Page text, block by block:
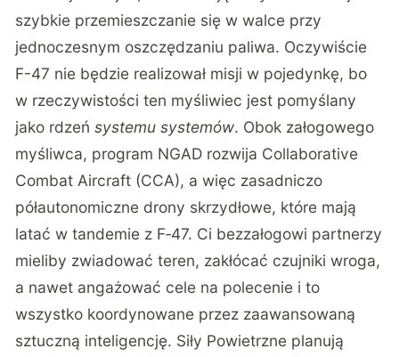
szybkie przemieszczanie się w walce przy
jednoczesnym oszczędzaniu paliwa. Oczywiście
F-47 nie będzie realizował misji w pojedynkę, bo
w rzeczywistości ten myśliwiec jest pomyślany
jako rdzeń systemu systemów. Obok załogowego
myśliwca, program NGAD rozwija Collaborative
Combat Aircraft (CCA), a więc zasadniczo
półautonomiczne drony skrzydłowe, które mają
latać w tandemie z F‑47. Ci bezzałogowi partnerzy
mieliby zwiadować teren, zakłócać czujniki wroga,
a nawet angażować cele na polecenie i to
wszystko koordynowane przez zaawansowaną
sztuczną inteligencję. Siły Powietrzne planują